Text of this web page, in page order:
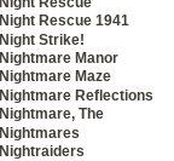
Night Rescue 1941
Night Strike!
Nightmare Manor
Nightmare Maze
Nightmare Reflections
Nightmare, The
Nightmares
Nightraiders